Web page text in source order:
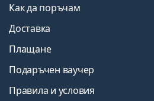
Как да поръчам
Доставка
Плащане
Подаръчен ваучер
Правила и условия